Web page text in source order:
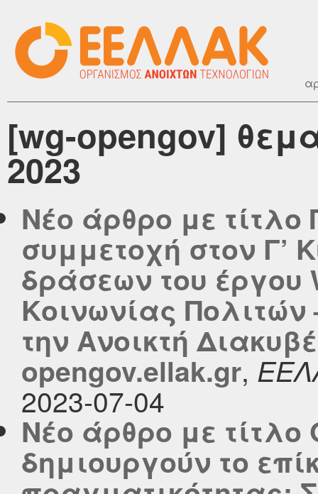
[wg-opengov]
2023
Νέο άρθρο με
συμμετοχή στον Γ’
δράσεων του έργου
Κοινωνίας
την Ανοικτή
opengov.ellak.gr,
2023-07-04
Νέο άρθρο με τίτλο
δημιουργούν το